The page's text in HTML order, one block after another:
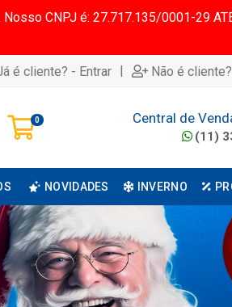
CNPJ é: 27.717.135/0001-29
é cliente? - Entrar | Não é
0 Central de
(11)
NOVIDADES INVERNO